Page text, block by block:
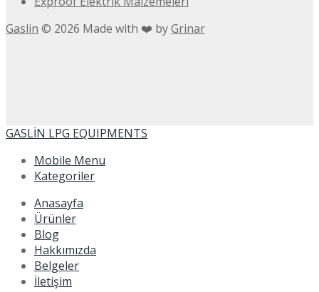
Gaslin © 2026 Made with ❤️ byGrinar
GASLİN LPG EQUIPMENTS
Mobile Menu
Kategoriler
Anasayfa
Ürünler
Blog
Hakkımızda
Belgeler
İletişim